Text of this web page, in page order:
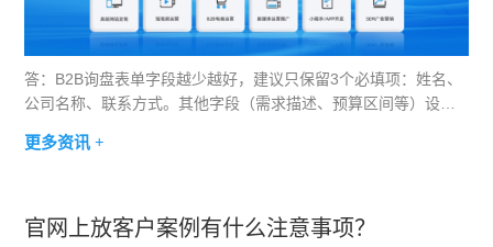
答：B2B询盘表单字段越少越好，建议只保留3个必填项：姓名、
公司名称、联系方式。其他字段（需求描述、预算区间等）设为
X小时内联系您"，并建立自动回复机制。
更多资讯 +
官网上放客户案例有什么注意事项？